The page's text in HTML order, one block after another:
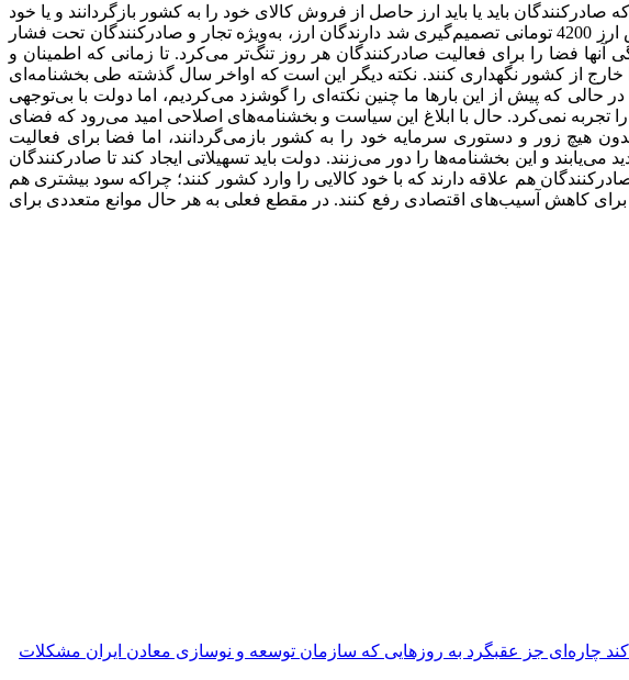
صادرکنندگان باید یا باید ارز حاصل از فروش کالای خود را به کشور بازگردانند و یا خود
نقش واردکننده را هم ایفا کنند و در مقابل کالای صادراتی، محصولی را به کشور بیاورند. اما از زمانی که درباره تخصیص ارز 4200 تومانی تصمیم‌گیری شد دارندگان ارز، به‌ویژه تجار و صادرکنندگان تحت فشار
آنها فضا را برای فعالیت صادرکنندگان هر روز تنگ‌تر می‌کرد. تا زمانی که اطمینان و
خارج از کشور نگهداری کنند. نکته دیگر این است که اواخر سال گذشته طی بخشنامه‌ای
حالی که پیش از این بارها ما چنین نکته‌ای را گوشزد می‌کردیم، اما دولت با بی‌توجهی
کشور التهابات سال گذشته را تجربه نمی‌کرد. حال با ابلاغ این سیاست و بخشنامه‌های اصلاحی امید می‌رود که فضای
هیچ زور و دستوری سرمایه خود را به کشور بازمی‌گردانند، اما فضا برای فعالیت
و این بخشنامه‌ها را دور می‌زنند. دولت باید تسهیلاتی ایجاد کند تا صادرکنندگان
هم علاقه دارند که با خود کالایی را وارد کشور کنند؛ چراکه سود بیشتری هم
برای کاهش آسیب‌های اقتصادی رفع کنند. در مقطع فعلی به هر حال موانع متعددی برای
را فهرست کند چاره‌ای جز عقبگرد به روزهایی که سازمان توسعه و نوسازی معادن ایران مشکلات